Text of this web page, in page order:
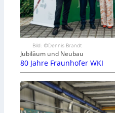
Bild: ©Dennis Brandt
Jubiläum und Neubau
80 Jahre Fraunhofer WKI